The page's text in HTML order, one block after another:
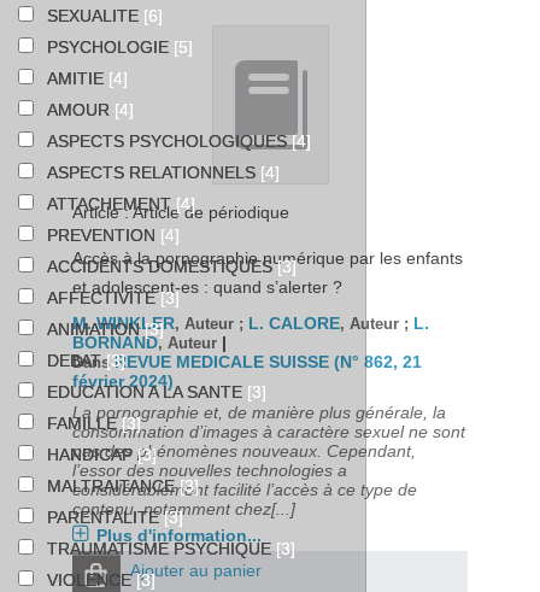
Article : Article de périodique
Accès à la pornographie numérique par les enfants
et adolescent-es : quand s’alerter ?
M. WINKLER, Auteur ; L. CALORE, Auteur ; L.
BORNAND, Auteur |
DansREVUE MEDICALE SUISSE (N° 862, 21
février 2024)
La pornographie et, de manière plus générale, la
consommation d’images à caractère sexuel ne sont
pas des phénomènes nouveaux. Cependant,
l’essor des nouvelles technologies a
considérablement facilité l’accès à ce type de
contenu, notamment chez[...]
Plus d'information...
Ajouter au panier
SEXUALITE [6]
PSYCHOLOGIE [5]
AMITIE [4]
AMOUR [4]
ASPECTS PSYCHOLOGIQUES[4]
ASPECTS RELATIONNELS [4]
ATTACHEMENT [4]
PREVENTION [4]
ACCIDENTS DOMESTIQUES[3]
AFFECTIVITE[3]
ANIMATION[3]
DEBAT[3]
EDUCATION A LA SANTE [3]
FAMILLE[3]
HANDICAP[3]
MALTRAITANCE[3]
PARENTALITE[3]
TRAUMATISME PSYCHIQUE [3]
VIOLENCE[3]